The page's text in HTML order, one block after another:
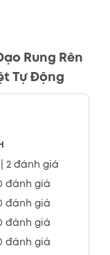
Rung Rên
Tự Động
| 2 đánh giá
đánh giá
đánh giá
đánh giá
đánh giá